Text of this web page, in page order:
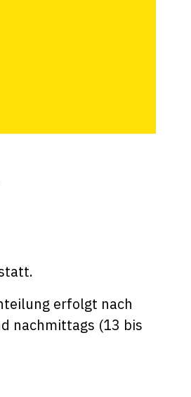
erfolgt nach
nachmittags (13 bis